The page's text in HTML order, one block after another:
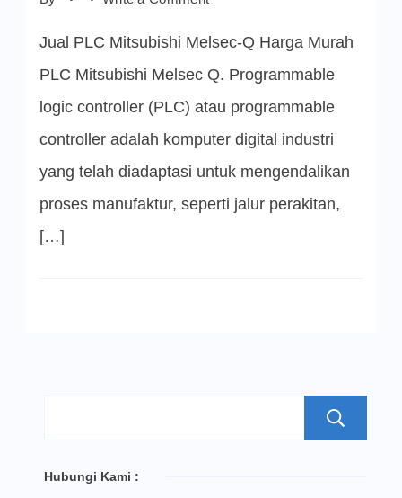
Mitsubishi
Melsec
Q
Jual PLC Mitsubishi Melsec-Q Harga Murah
PLC Mitsubishi Melsec Q. Programmable
logic controller (PLC) atau programmable
controller adalah komputer digital industri
yang telah diadaptasi untuk mengendalikan
proses manufaktur, seperti jalur perakitan,
[…]
Hubungi Kami :